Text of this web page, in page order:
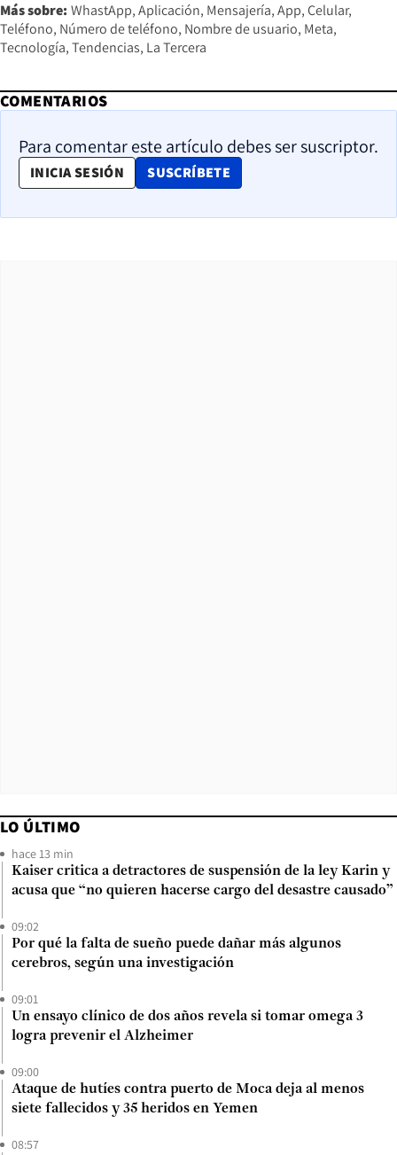
Más sobre: WhastApp Aplicación Mensajería App Celular
Teléfono Número de teléfono Nombre de usuario Meta
Tecnología Tendencias La Tercera
COMENTARIOS
Para comentar este artículo debes ser suscriptor.
INICIA SESIÓN SUSCRÍBETE
OPENS IN NEW WINDOW
LO ÚLTIMO
hace 13 min
Kaiser critica a detractores de suspensión de la ley Karin y
acusa que “no quieren hacerse cargo del desastre causado”
09:02
Por qué la falta de sueño puede dañar más algunos
cerebros, según una investigación
09:01
Un ensayo clínico de dos años revela si tomar omega 3
logra prevenir el Alzheimer
09:00
Ataque de hutíes contra puerto de Moca deja al menos
siete fallecidos y 35 heridos en Yemen
08:57